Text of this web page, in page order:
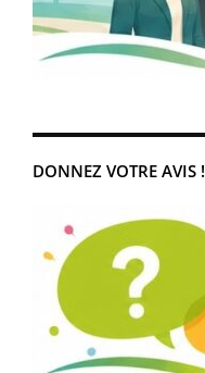
DONNEZ VOTRE AVIS !